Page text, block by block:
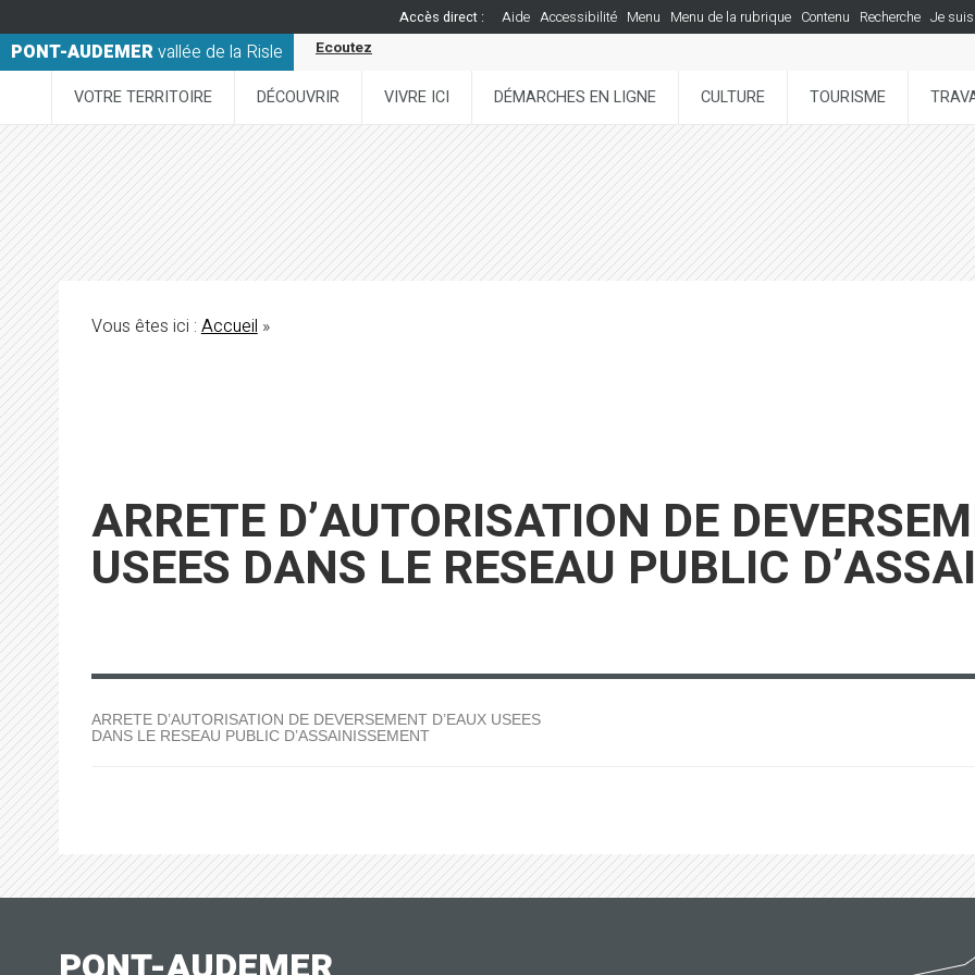
Accès direct : Aide Accessibilité Menu Menu de la rubrique Contenu Recherche Je suis
PONT-AUDEMERvallée de la Risle Ecoutez
VOTRE TERRITOIRE DÉCOUVRIR VIVRE ICI DÉMARCHES EN LIGNE CULTURE TOURISME
Vous êtes ici :Accueil»
ARRETE D’AUTORISATION DE
USEES DANS LE RESEAU PUBLIC
ARRETE D’AUTORISATION DE DEVERSEMENT D’EAUX USEES
DANS LE RESEAU PUBLIC D’ASSAINISSEMENT